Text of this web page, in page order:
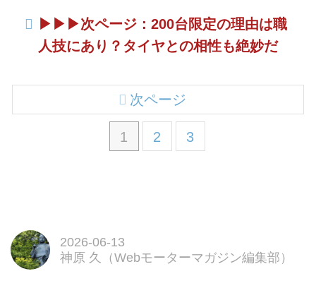
▶︎▶︎▶︎次ページ：200台限定の理由は職
人技にあり？タイヤとの相性も絶妙だ
1 2 3
次ページ
2026-06-13
神原 久（Webモーターマガジン編集部）